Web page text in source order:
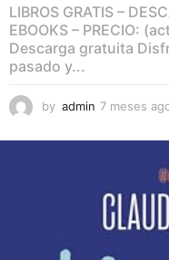
LIBROS GRATIS –
EBOOKS – PRECIO:
Descarga gratuita
pasado y...
by admin 7 meses